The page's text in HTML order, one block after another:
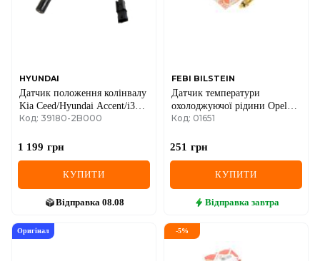
HYUNDAI
Датчик положення колінвалу
Kia Ceed/Hyundai Accent/i30
1.4-2.0 07-
Код: 39180-2B000
1 199 грн
КУПИТИ
Відправка 08.08
FEBI BILSTEIN
Датчик температури
охолоджуючої рідини Opel
Astra F 91
Код: 01651
251 грн
КУПИТИ
Відправка завтра
Оригінал -5%